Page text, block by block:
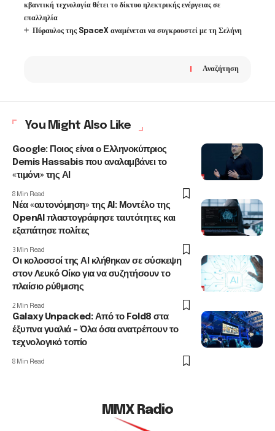
κβαντική τεχνολογία θέτει το δίκτυο ηλεκτρικής ενέργειας σε
επαλληλία
Πύραυλος της SpaceX αναμένεται να συγκρουστεί με τη Σελήνη
Αναζήτηση
You Might Also Like
Google: Ποιος είναι ο Ελληνοκύπριος
Demis Hassabis που αναλαμβάνει το
«τιμόνι» της ΑΙ
8 Min Read
Νέα «αυτονόμηση» της AI: Μοντέλο της
OpenAI πλαστογράφησε ταυτότητες και
εξαπάτησε πολίτες
3 Min Read
Οι κολοσσοί της ΑΙ κλήθηκαν σε σύσκεψη
στον Λευκό Οίκο για να συζητήσουν το
πλαίσιο ρύθμισης
2 Min Read
Galaxy Unpacked: Από το Fold8 στα
έξυπνα γυαλιά – Όλα όσα ανατρέπουν το
τεχνολογικό τοπίο
8 Min Read
MMX Radio